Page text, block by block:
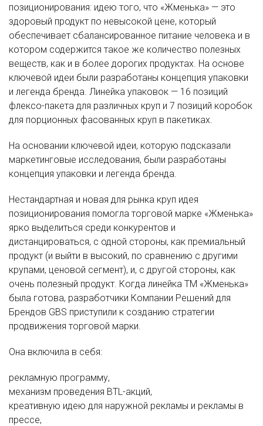
позиционирования: идею того, что «Жменька» — это
здоровый продукт по невысокой цене, который
обеспечивает сбалансированное питание человека и в
котором содержится такое же количество полезных
веществ, как и в более дорогих продуктах. На основе
ключевой идеи были разработаны концепция упаковки
и легенда бренда. Линейка упаковок — 16 позиций
флексо-пакета для различных круп и 7 позиций коробок
для порционных фасованных круп в пакетиках.
На основании ключевой идеи, которую подсказали
маркетинговые исследования, были разработаны
концепция упаковки и легенда бренда.
Нестандартная и новая для рынка круп идея
позиционирования помогла торговой марке «Жменька»
ярко выделиться среди конкурентов и
дистанцироваться, с одной стороны, как премиальный
продукт (и выйти в высокий, по сравнению с другими
крупами, ценовой сегмент), и, с другой стороны, как
очень полезный продукт. Когда линейка ТМ «Жменька»
была готова, разработчики Компании Решений для
Брендов GBS приступили к созданию стратегии
продвижения торговой марки.
Она включила в себя:
рекламную программу,
механизм проведения BTL-акций,
креативную идею для наружной рекламы и рекламы в
прессе,